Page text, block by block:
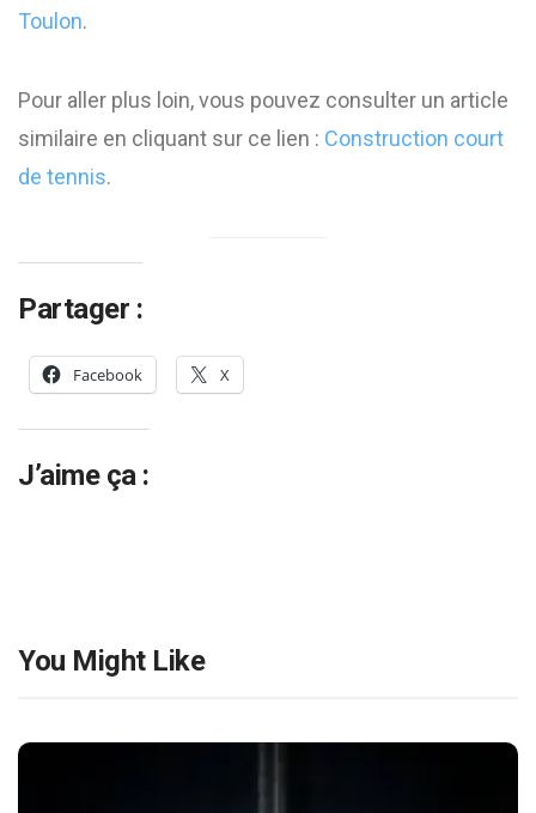
Toulon.
Pour aller plus loin, vous pouvez consulter un article
similaire en cliquant sur ce lien : Construction court
de tennis.
Partager :
Facebook X
J’aime ça :
You Might Like